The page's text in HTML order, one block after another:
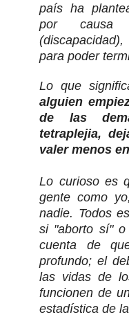
país ha
por causa
para poder
Lo que
alguien
de las
tetraplejia,
valer menos
Lo curioso es
gente como
nadie. Todos
si "aborto sí" o
cuenta de
profundo; el
las vidas de
funcionen de
estadística de